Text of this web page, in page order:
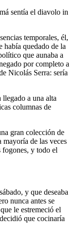
sentía el diavolo in
temporales, él,
había quedado de la
que aunaba a
por completo a
Nicolás Serra: sería
a una alta
columnas de
gran colección de
mayoría de las veces
fogones, y todo el
y que deseaba
nunca antes se
le estremeció el
que cocinaría